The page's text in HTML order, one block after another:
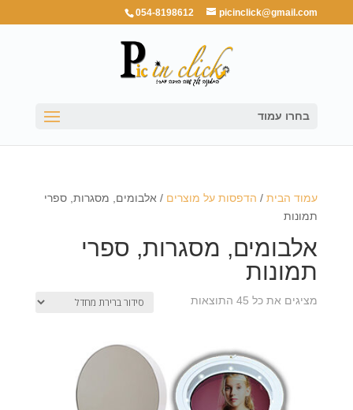
054-8198612 picinclick@gmail.com
בחרו עמוד
עמוד הבית/ הדפסות על מוצרים / אלבומים, מסגרות, ספרי
תמונות
אלבומים, מסגרות, ספרי
תמונות
מציגים את כל ⁦45⁩ התוצאות